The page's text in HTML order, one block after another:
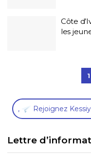
Côte
les
1
, Rejoignez
Lettre